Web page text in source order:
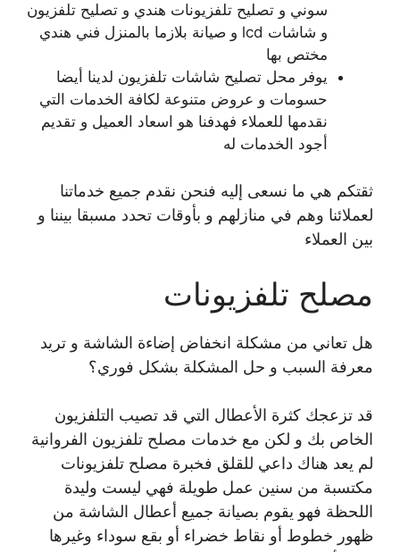
سوني و تصليح تلفزيونات هندي و تصليح تلفزيون
و شاشات lcd و صيانة بلازما بالمنزل فني هندي
مختص بها
يوفر محل تصليح شاشات تلفزيون لدينا أيضا
حسومات و عروض متنوعة لكافة الخدمات التي
نقدمها للعملاء فهدفنا هو اسعاد العميل و تقديم
أجود الخدمات له
ثقتكم هي ما نسعى إليه فنحن نقدم جميع خدماتنا
لعملائنا وهم في منازلهم و بأوقات تحدد مسبقا بيننا و
بين العملاء
مصلح تلفزيونات
هل تعاني من مشكلة انخفاض إضاءة الشاشة و تريد
معرفة السبب و حل المشكلة بشكل فوري؟
قد تزعجك كثرة الأعطال التي قد تصيب التلفزيون
الخاص بك و لكن مع خدمات مصلح تلفزيون الفروانية
لم يعد هناك داعي للقلق فخبرة مصلح تلفزيونات
مكتسبة من سنين عمل طويلة فهي ليست وليدة
اللحظة فهو يقوم بصيانة جميع أعطال الشاشة من
ظهور خطوط أو نقاط خضراء أو بقع سوداء وغيرها